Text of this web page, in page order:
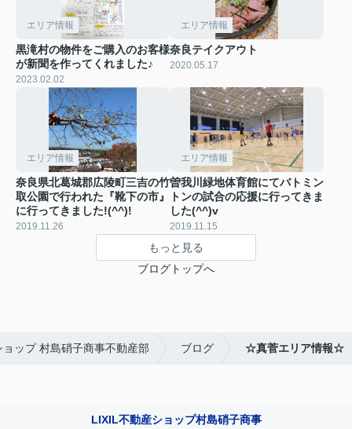
エリア情報
黒滝村の物件をご購入のお客様
が新聞を作ってくれました♪
2023.02.02
エリア情報
奈良テイクアウト
2020.05.17
エリア情報
奈良県北葛城郡広陵町三吉の竹
取公園で行われた『靴下の市』
に行ってきました!(^^)!
2019.11.26
エリア情報
曽我川緑地体育館にてバトミン
トンの試合の応援に行ってきま
した(^^)v
2019.11.15
もっと見る
ブログトップへ
ップ 村島硝子商事不動産部 ブログ ☆真菅エリア情報☆
LIXIL不動産ショップ村島硝子商事